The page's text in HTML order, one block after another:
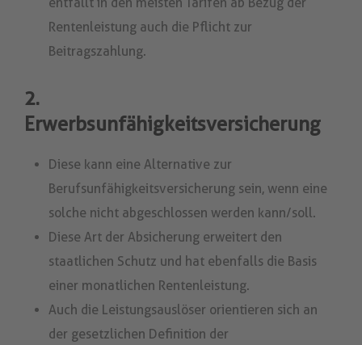
entfällt in den meisten Tarifen ab Bezug der
Rentenleistung auch die Pflicht zur
Beitragszahlung.
2.
Erwerbsunfähigkeitsversicherung
Diese kann eine Alternative zur
Berufsunfähigkeitsversicherung sein, wenn eine
solche nicht abgeschlossen werden kann/soll.
Diese Art der Absicherung erweitert den
staatlichen Schutz und hat ebenfalls die Basis
einer monatlichen Rentenleistung.
Auch die Leistungsauslöser orientieren sich an
der gesetzlichen Definition der